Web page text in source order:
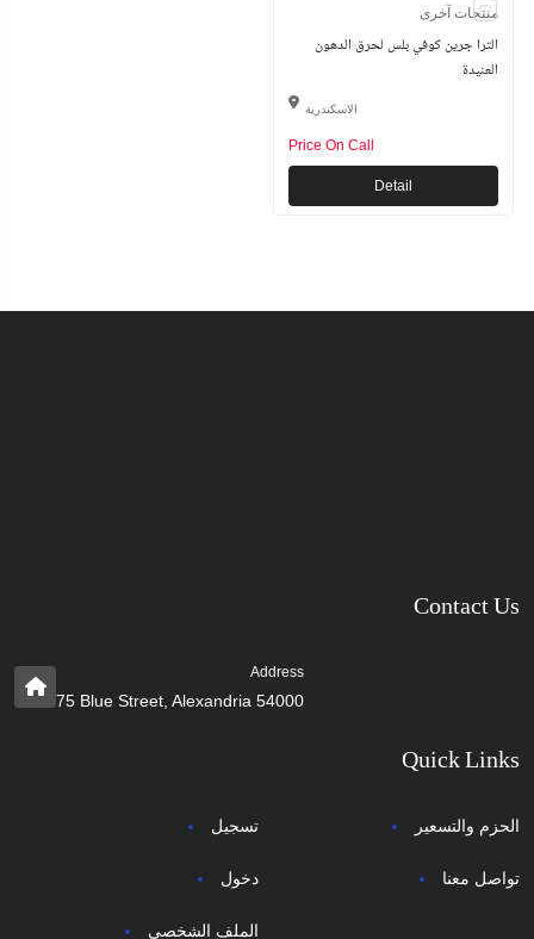
منتجات آخرى
الترا جرين كوفي بلس لحرق الدهون
العنيدة
الاسكندرية
Price On Call
Detail
Contact Us
Address
75 Blue Street, Alexandria 54000
Quick Links
تسجيل
دخول
الملف الشخصي
الحزم والتسعير
تواصل معنا